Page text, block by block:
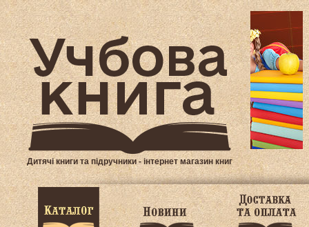
Дитячі книги та підручники - інтернет магазин книг